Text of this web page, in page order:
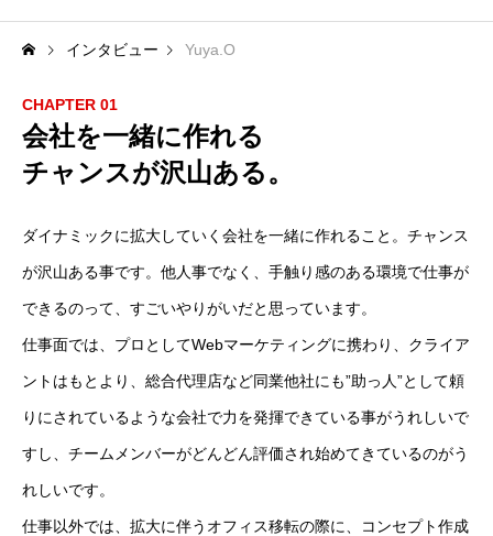
インタビュー Yuya.O
CHAPTER 01
会社を一緒に作れる
チャンスが沢山ある。
ダイナミックに拡大していく会社を一緒に作れること。チャンス
が沢山ある事です。他人事でなく、手触り感のある環境で仕事が
できるのって、すごいやりがいだと思っています。
仕事面では、プロとしてWebマーケティングに携わり、クライア
ントはもとより、総合代理店など同業他社にも”助っ人”として頼
りにされているような会社で力を発揮できている事がうれしいで
すし、チームメンバーがどんどん評価され始めてきているのがう
れしいです。
仕事以外では、拡大に伴うオフィス移転の際に、コンセプト作成